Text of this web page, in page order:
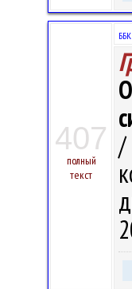
407
полный
текст
/